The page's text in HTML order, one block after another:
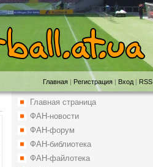
Главная | Регистрация | Вход | RSS
Главная страница
ФАН-новости
ФАН-форум
ФАН-библиотека
ФАН-файлотека